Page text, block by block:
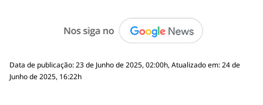
Data de publicação: 23 de Junho de 2025, 02:00h, Atualizado em: 24 de
Junho de 2025, 16:22h